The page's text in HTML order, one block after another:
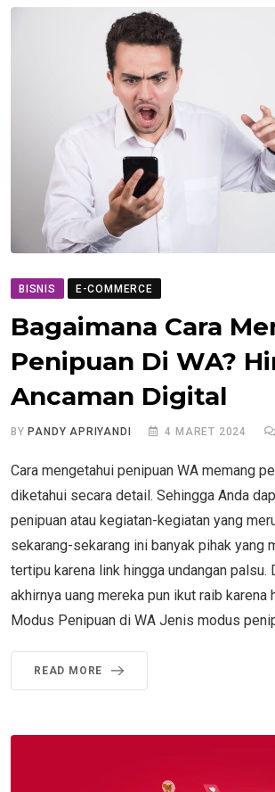
BISNIS E-COMMERCE
Bagaimana Cara
Penipuan Di WA?
Ancaman Digital
BYPANDY APRIYANDI 4 MARET 2024
Cara mengetahui penipuan WA memang
diketahui secara detail. Sehingga Anda
penipuan atau kegiatan-kegiatan yang
sekarang-sekarang ini banyak pihak yang
tertipu karena link hingga undangan palsu.
akhirnya uang mereka pun ikut raib
Modus Penipuan di WA Jenis modus
READ MORE